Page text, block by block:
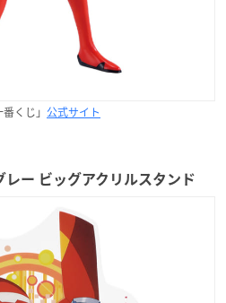
くじ」 公式サイト
ー ビッグアクリルスタンド